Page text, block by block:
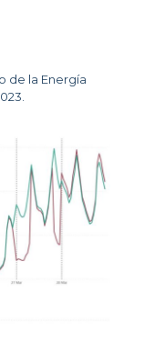
de la Energía